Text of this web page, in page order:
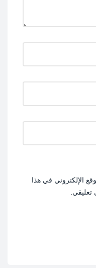
الإلكتروني في هذا
تعليقي.